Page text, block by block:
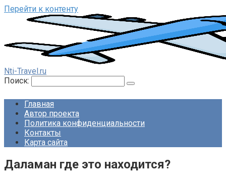
Перейти к контенту
Nti-Travel.ru
Поиск:
Главная
Автор проекта
Политика конфиденциальности
Контакты
Карта сайта
Даламан где это находится?